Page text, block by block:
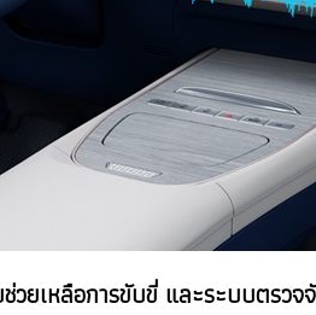
ยเหลือการขับขี่ และระบบตรวจ